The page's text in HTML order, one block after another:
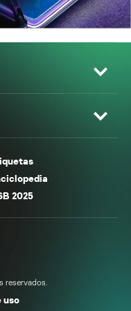
2025
reservados.
uso